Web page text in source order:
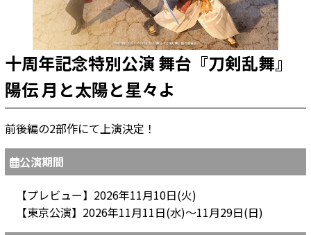
十周年記念特別公演 舞台『刀剣乱舞』
陽伝 月と太陽と星々よ
前後編の2部作にて上演決定！
公演期間
【プレビュー】2026年11月10日(火)
【東京公演】2026年11月11日(水)～11月29日(日)